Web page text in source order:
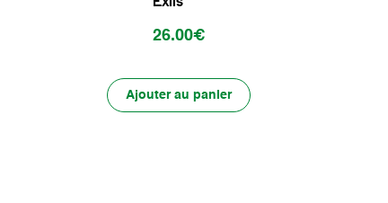
26.00€
Ajouter au panier